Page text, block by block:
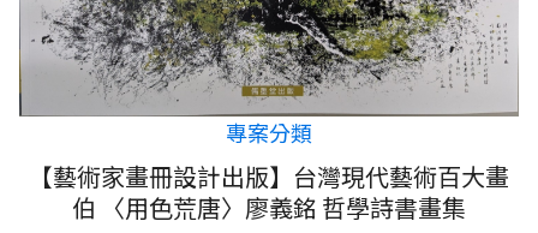
專案分類
【藝術家畫冊設計出版】台灣現代藝術百大畫
伯 〈用色荒唐〉廖義銘 哲學詩書畫集